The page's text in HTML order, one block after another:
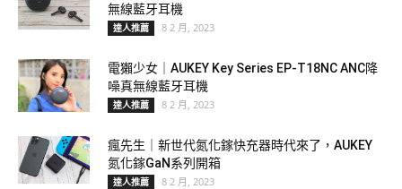
無線藍牙耳機
達人推薦 8 2 月, 2023
電獺少女｜AUKEY Key Series EP-T18NC ANC降
噪真無線藍牙耳機
達人推薦 8 2 月, 2023
瘋先生｜新世代氮化鎵快充器時代來了，AUKEY
氮化鎵GaN系列開箱
達人推薦 8 2 月, 2023